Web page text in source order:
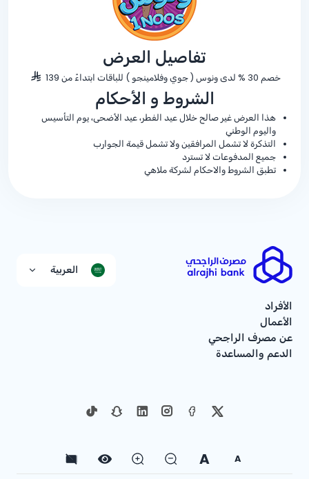
تفاصيل العرض
خصم 30 % لدى ونوس ( جوي وفلامينجو ) للباقات ابتداءً من 139
الشروط و الأحكام
هذا العرض غير صالح خلال عيد الفطر، عيد الأضحى، يوم التأسيس
واليوم الوطني
التذكرة لا تشمل المرافقين ولا تشمل قيمة الجوارب
جميع المدفوعات لا تسترد
تطبق الشروط والاحكام لشركة ملاهي
العربية
الأفراد
الأعمال
عن مصرف الراجحي
الدعم والمساعدة
A
A